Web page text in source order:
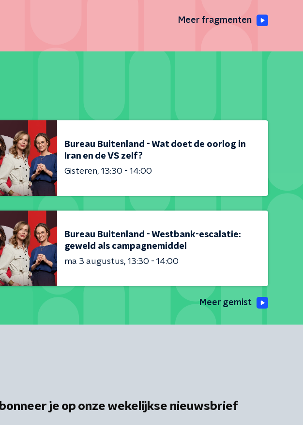
Meer fragmenten
Bureau Buitenland - Wat doet de oorlog in
Iran en de VS zelf?
Gisteren 13:30 - 14:00
Bureau Buitenland - Westbank-escalatie:
geweld als campagnemiddel
ma 3 augustus 13:30 - 14:00
Meer gemist
je op onze wekelijkse nieuwsbrief